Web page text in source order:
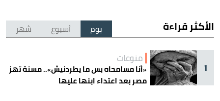
الأكثر قراءة يوم أسبوع شهر
1
منوعات
«أنا مسامحاه بس ما يطردنيش».. مسنة تهز
مصر بعد اعتداء ابنها عليها